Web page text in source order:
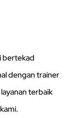
bertekad
dengan trainer
terbaik